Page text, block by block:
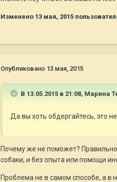
Изменено 13 мая, 2015
Опубликовано 13 мая, 2015
В 13.05.2015 в 21:08, Марина
Да вы хоть обдергайтесь, это
Почему же не поможет?
собаки, и без опыта или помощи
Проблема не в самом способе, а в